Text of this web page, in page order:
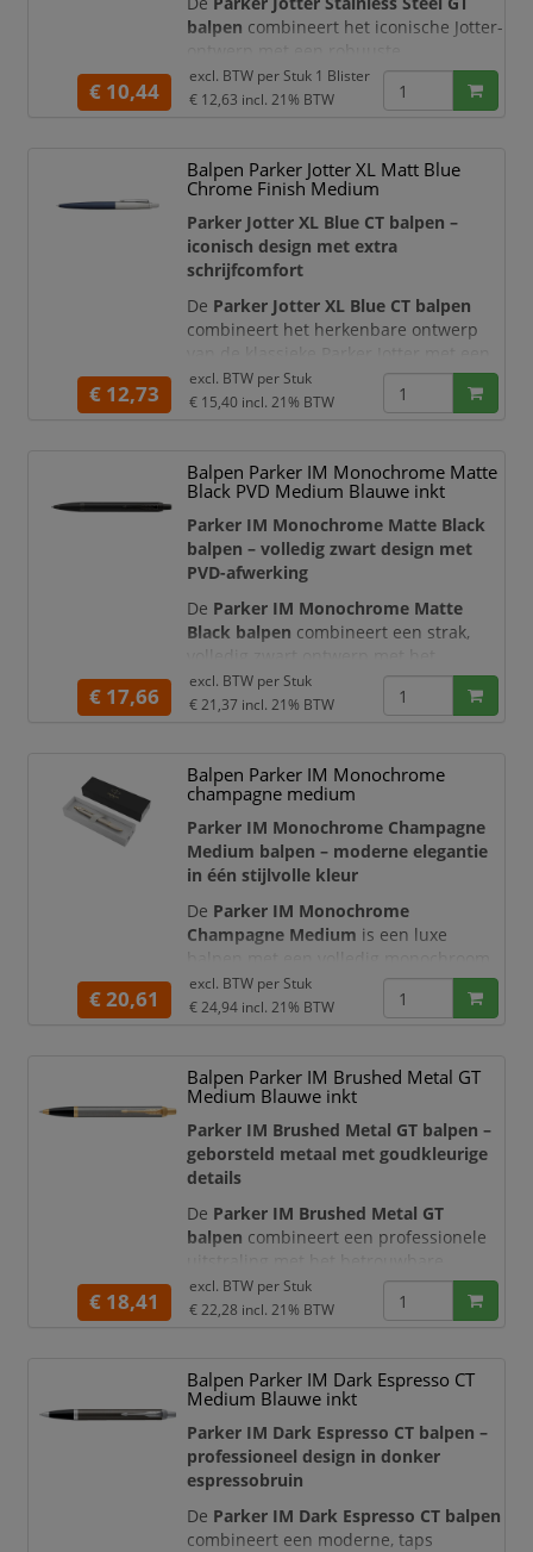
balpen combineert het iconische Jotter-
roestvrijstalen behuizing en elegante
goudkleurige accenten. De
Parker-klik geven deze balpen een
tijdloze en representatieve uitstraling.
De pen wordt geleverd met een blauwe
Parker Quinkfl
€ 10,44
excl. BTW per Stuk 1 Blister
€ 12,63 incl. 21% BTW
Balpen Parker Jotter XL Matt Blue
Chrome Finish Medium
Parker Jotter XL Blue CT balpen –
iconisch design met extra
schrijfcomfort
De Parker Jotter XL Blue CT balpen
combineert het herkenbare ontwerp
van de klassieke Parker Jotter met een
groter formaat en een stijlvolle
matblauwe afwerking. De Primrose
chroomkleurige details geven de pen
een moderne en professionele
uitstraling.
De Jotter XL is circa7% groter dan de
st
€ 12,73
excl. BTW per Stuk
€ 15,40 incl. 21% BTW
Balpen Parker IM Monochrome Matte
Black PVD Medium Blauwe inkt
Parker IM Monochrome Matte Black
balpen – volledig zwart design met
PVD-afwerking
De Parker IM Monochrome Matte
Black balpen combineert een strak,
betrouwbare schrijfcomfort van Parker.
De matzwarte lakafwerking loopt
ingetogen uitstraling heeft. Het
moderne, taps toelopende silhouet
maakt deze Parker IM geschikt voor
professioneel gebruik, dage
€ 17,66
excl. BTW per Stuk
€ 21,37 incl. 21% BTW
Balpen Parker IM Monochrome
champagne medium
Parker IM Monochrome Champagne
Medium balpen – moderne elegantie
in één stijlvolle kleur
De Parker IM Monochrome
Champagne Medium is een luxe
ontwerp. De metalen behuizing, clip,
sierdelen en schrijfpunt zijn uitgevoerd
moderne en exclusieve uitstraling die
uitstekend past in een professionele
werkomgeving.
De gestroomlijnde, taps toelopend
€ 20,61
excl. BTW per Stuk
€ 24,94 incl. 21% BTW
Balpen Parker IM Brushed Metal GT
Medium Blauwe inkt
Parker IM Brushed Metal GT balpen –
geborsteld metaal met goudkleurige
details
De Parker IM Brushed Metal GT
balpen combineert een professionele
schrijfcomfort van Parker. De klassieke
houder van geborsteld metaal wordt
Parker-clip. Hierdoor is deze balpen
een representatieve keuze voor
dagelijks zakelijk gebruik en bijzondere
geschenkmome
€ 18,41
excl. BTW per Stuk
€ 22,28 incl. 21% BTW
Balpen Parker IM Dark Espresso CT
Medium Blauwe inkt
Parker IM Dark Espresso CT balpen –
professioneel design in donker
espressobruin
De Parker IM Dark Espresso CT balpen
combineert een moderne, taps